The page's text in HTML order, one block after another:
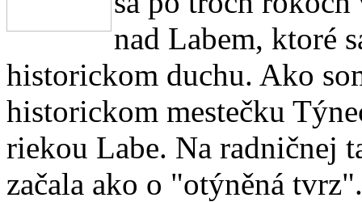
nad Labem, ktoré
historickom duchu. Ako
historickom mestečku
riekou Labe. Na radničnej
začala ako o "otýněná tvrz".